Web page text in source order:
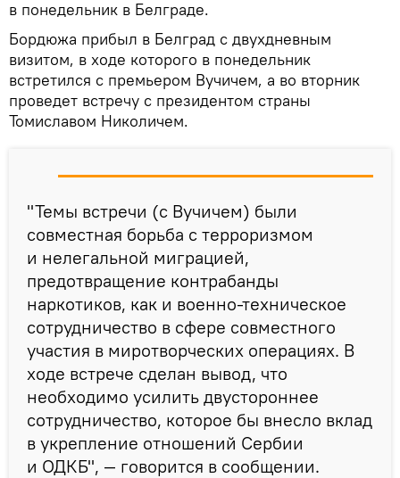
в понедельник в Белграде.
Бордюжа прибыл в Белград с двухдневным
визитом, в ходе которого в понедельник
встретился с премьером Вучичем, а во вторник
проведет встречу с президентом страны
Томиславом Николичем.
"Темы встречи (с Вучичем) были
совместная борьба с терроризмом
и нелегальной миграцией,
предотвращение контрабанды
наркотиков, как и военно-техническое
сотрудничество в сфере совместного
участия в миротворческих операциях. В
ходе встрече сделан вывод, что
необходимо усилить двустороннее
сотрудничество, которое бы внесло вклад
в укрепление отношений Сербии
и ОДКБ", — говорится в сообщении.